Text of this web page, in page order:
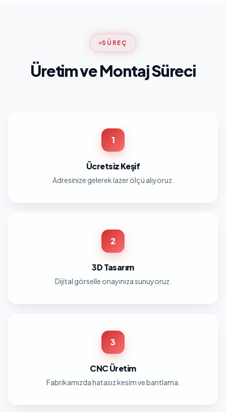
SÜREÇ
Üretim ve Montaj Süreci
1
Ücretsiz Keşif
Adresinize gelerek lazer ölçü alıyoruz.
2
3D Tasarım
Dijital görselle onayınıza sunuyoruz.
3
CNC Üretim
Fabrikamızda hatasız kesim ve bantlama.